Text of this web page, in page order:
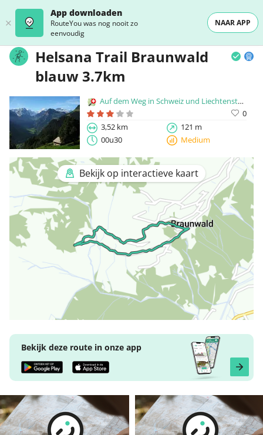
App downloaden
RouteYou was nog nooit zo
eenvoudig
NAAR APP
Helsana Trail Braunwald
blauw 3.7km
Auf dem Weg in Schweiz und Liechtenstein
0
3,52 km
121 m
00u30
Medium
Bekijk op interactieve kaart
Bekijk deze route in onze app